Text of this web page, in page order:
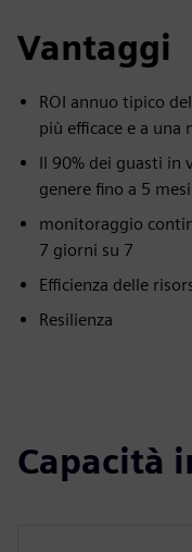
Vantaggi
ROI annuo tipico
più efficace e a
Il 90% dei guasti in
genere fino a 5
monitoraggio
7 giorni su 7
Efficienza delle
Resilienza
Capacità